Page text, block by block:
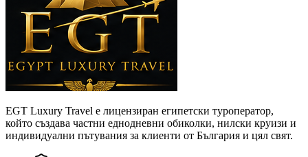
EGT Luxury Travel е лицензиран египетски туроператор,
който създава частни еднодневни обиколки, нилски круизи и
индивидуални пътувания за клиенти от България и цял свят.